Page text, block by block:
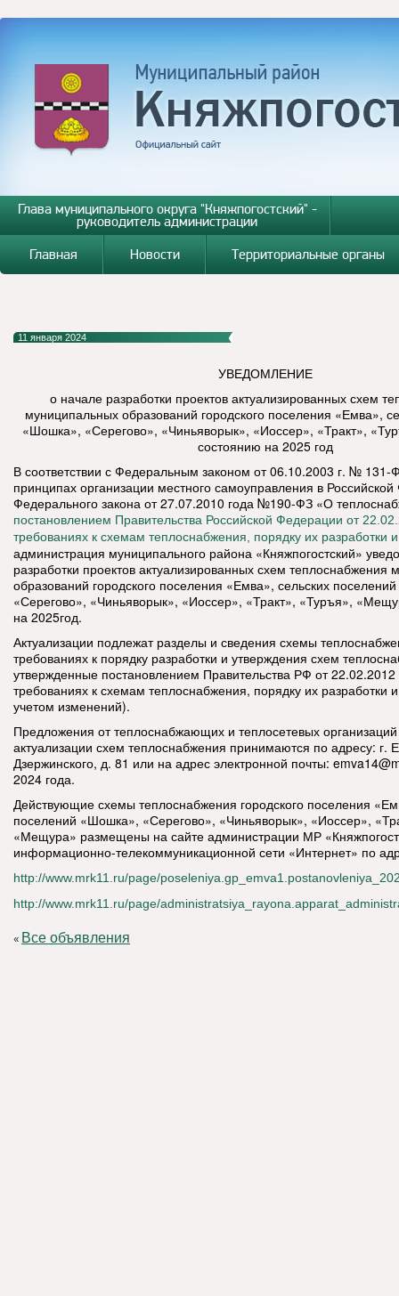
Глава муниципального округа "Княжпогостский" -
руководитель администрации
Главная
Новости Территориальные органы
11 января 2024
УВЕДОМЛЕНИЕ
о начале разработки проектов актуализированных схем
муниципальных образований городского поселения «Емва»,
«Шошка», «Серегово», «Чиньяворык», «Иоссер», «Тракт»,
состоянию на 2025 год
В соответствии с Федеральным законом от 06.10.2003 г. №
принципах организации местного самоуправления в
Федерального закона от 27.07.2010 года №190-ФЗ «О
постановлением Правительства Российской Федерации от
требованиях к схемам теплоснабжения, порядку их разработки
администрация муниципального района «Княжпогостский»
разработки проектов актуализированных схем теплоснабжения
образований городского поселения «Емва», сельских
«Серегово», «Чиньяворык», «Иоссер», «Тракт», «Туръя»,
на 2025год.
Актуализации подлежат разделы и сведения схемы
требованиях к порядку разработки и утверждения схем
утвержденные постановлением Правительства РФ от
требованиях к схемам теплоснабжения, порядку их разработки
учетом изменений).
Предложения от теплоснабжающих и теплосетевых
актуализации схем теплоснабжения принимаются по адресу: г.
Дзержинского, д. 81 или на адрес электронной почты:
2024 года.
Действующие схемы теплоснабжения городского поселения
поселений «Шошка», «Серегово», «Чиньяворык», «Иоссер»,
«Мещура» размещены на сайте администрации МР
информационно-телекоммуникационной сети «Интернет» по
http://www.mrk11.ru/page/
http://www.mrk11.ru/page/
« Все объявления